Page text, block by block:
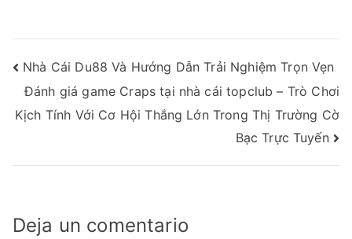
Navegación
de
Nhà Cái Du88 Và Hướng Dẫn Trải Nghiệm Trọn Vẹn
Đánh giá game Craps tại nhà cái topclub – Trò Chơi
Kịch Tính Với Cơ Hội Thắng Lớn Trong Thị Trường Cờ
Bạc Trực Tuyến
Deja un comentario